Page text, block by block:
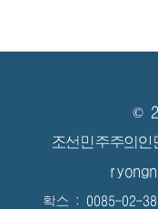
©
조선민주주의
확스 : 0085-02-